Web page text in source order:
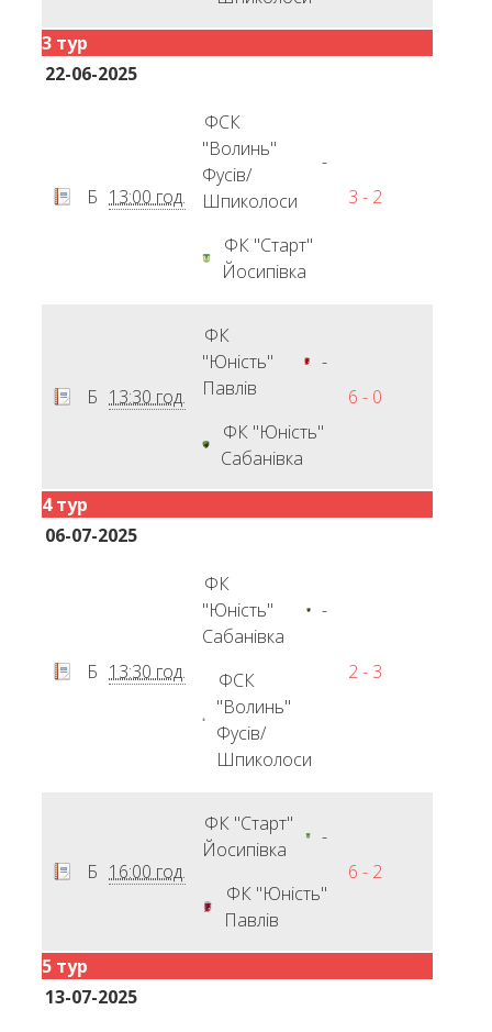
3 тур
22-06-2025
Б 13:00 год.
ФСК
"Волинь"
Фусів/
Шпиколоси
-
ФК "Старт"
Йосипівка
3 - 2
Б 13:30 год.
ФК
"Юність"
Павлів
-
ФК "Юність"
Сабанівка
6 - 0
4 тур
06-07-2025
Б 13:30 год.
ФК
"Юність"
Сабанівка
-
ФСК
"Волинь"
Фусів/
Шпиколоси
2 - 3
Б 16:00 год.
ФК "Старт"
Йосипівка
-
ФК "Юність"
Павлів
6 - 2
5 тур
13-07-2025